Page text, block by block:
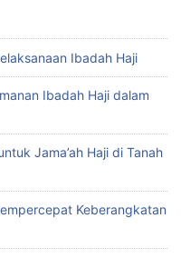
Ibadah Haji
Ibadah Haji dalam
Jama’ah Haji di Tanah
Keberangkatan